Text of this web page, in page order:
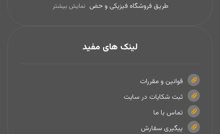
طریق فروشگاه فیزیکی و حض نمایش بیشتر
لینک های مفید
قوانین و مقررات
ثبت شکایات در سایت
تماس با ما
پیگیری سفارش